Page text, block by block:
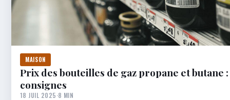
MAISON
Prix des bouteilles de gaz propane et butane
consignes
18 JUIL 2025·8 MIN